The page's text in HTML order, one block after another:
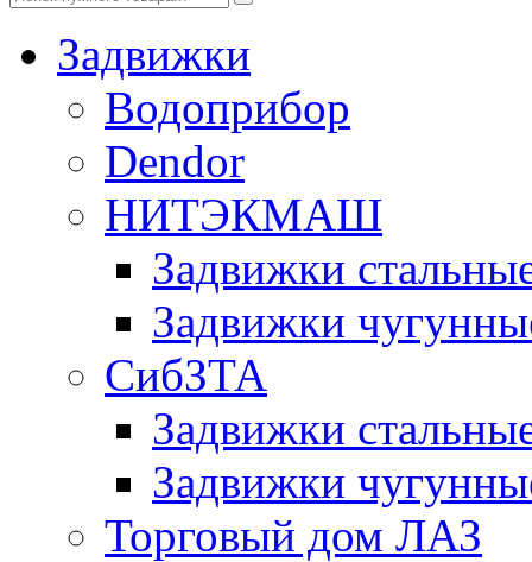
Задвижки
Водоприбор
Dendor
НИТЭКМАШ
Задвижки
Задвижки
СибЗТА
Задвижки
Задвижки
Торговый дом ЛАЗ